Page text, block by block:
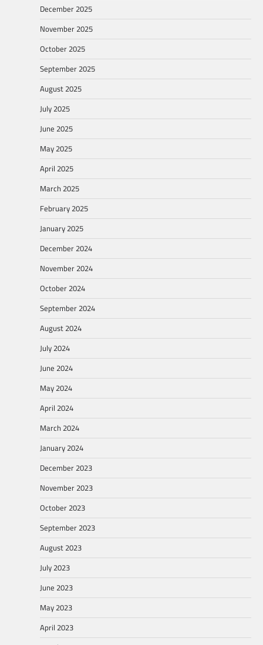
December 2025
November 2025
October 2025
September 2025
August 2025
July 2025
June 2025
May 2025
April 2025
March 2025
February 2025
January 2025
December 2024
November 2024
October 2024
September 2024
August 2024
July 2024
June 2024
May 2024
April 2024
March 2024
January 2024
December 2023
November 2023
October 2023
September 2023
August 2023
July 2023
June 2023
May 2023
April 2023